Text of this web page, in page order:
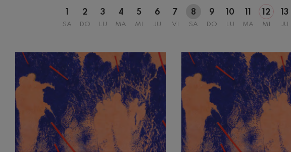
1
SA
2
DO
3
LU
4
MA
5
MI
6
JU
7
VI
8
SA
9
DO
10
LU
11
MA
12
MI
13
JU